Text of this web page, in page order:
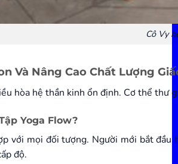
Cô Vy
Và Nâng Cao Chất Lượng
hòa hệ thần kinh ổn định. Cơ thể thư
Yoga Flow?
với mọi đối tượng. Người mới bắt
độ.